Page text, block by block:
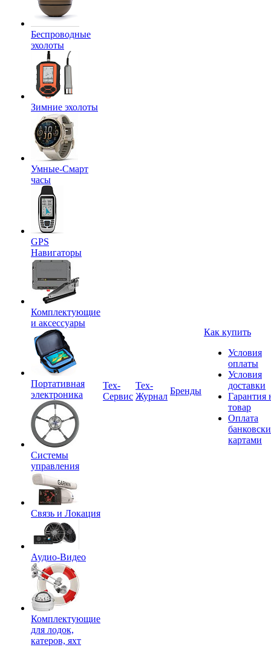
Беспроводные
эхолоты
Зимние эхолоты
Умные-Смарт
часы
GPS
Навигаторы
Комплектующие
и аксессуары
Портативная
электроника
Системы
управления
Связь и Локация
Аудио-Видео
Комплектующие
для лодок,
катеров, яхт
Tex-
Сервис
Тех-
Журнал
Бренды
Как купить
Условия
оплаты
Условия
доставки
Гарантия
товар
Оплата
картами